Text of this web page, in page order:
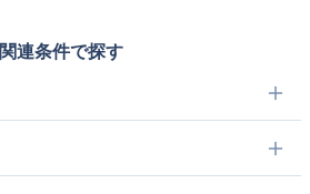
関連条件で探す